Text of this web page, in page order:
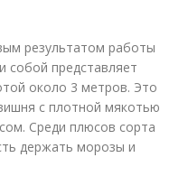
результатом работы
собой представляет
около 3 метров. Это
с плотной мякотью
Среди плюсов сорта
держать морозы и